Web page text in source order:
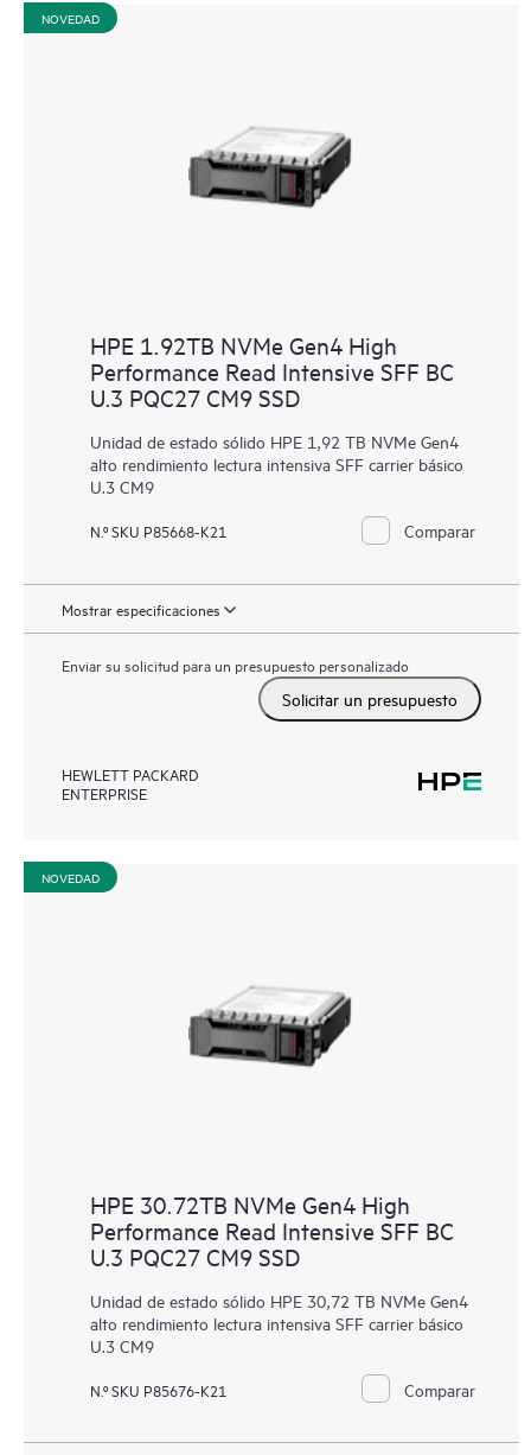
NOVEDAD
HPE 1.92TB NVMe Gen4 High
Performance Read Intensive SFF BC
U.3 PQC27 CM9 SSD
Unidad de estado sólido HPE 1,92 TB NVMe Gen4
alto rendimiento lectura intensiva SFF carrier básico
U.3 CM9
N.º SKU P85668-K21 Comparar
Mostrar especificaciones
Enviar su solicitud para un presupuesto personalizado
Solicitar un presupuesto
HEWLETT PACKARD
ENTERPRISE
NOVEDAD
HPE 30.72TB NVMe Gen4 High
Performance Read Intensive SFF BC
U.3 PQC27 CM9 SSD
Unidad de estado sólido HPE 30,72 TB NVMe Gen4
alto rendimiento lectura intensiva SFF carrier básico
U.3 CM9
N.º SKU P85676-K21 Comparar